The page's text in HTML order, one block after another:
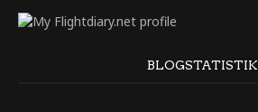
BLOGSTATISTIK